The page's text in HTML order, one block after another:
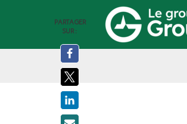
PARTAGER
SUR :